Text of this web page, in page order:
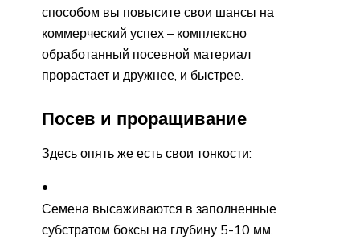
способом вы повысите свои шансы на
коммерческий успех – комплексно
обработанный посевной материал
прорастает и дружнее, и быстрее.
Посев и проращивание
Здесь опять же есть свои тонкости:
Семена высаживаются в заполненные
субстратом боксы на глубину 5-10 мм.